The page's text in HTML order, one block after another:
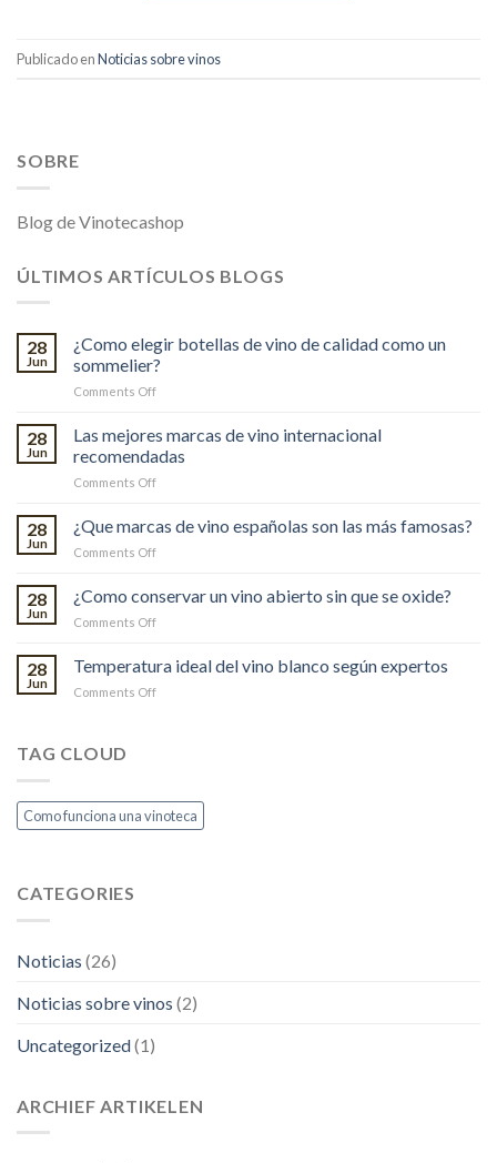
Publicado enNoticias sobre vinos
SOBRE
Blog de Vinotecashop
ÚLTIMOS ARTÍCULOS BLOGS
28
Jun
¿Como elegir botellas de vino de calidad como un
sommelier?
Comments Offon
de
vino
calidad
28
Jun
Las mejores marcas de vino internacional
recomendadas
Comments Offon
mejores
internacional
28
Jun
¿Que marcas de vino españolas son las más famosas?
Comments Offon
son
28
Jun
¿Como conservar un vino abierto sin que se oxide?
Comments Offon
conservar
28
Jun
Temperatura ideal del vino blanco según expertos
Comments Offon
según
expertos
TAG CLOUD
Como funciona una vinoteca
CATEGORIES
Noticias (26)
Noticias sobre vinos (2)
Uncategorized(1)
ARCHIEF ARTIKELEN